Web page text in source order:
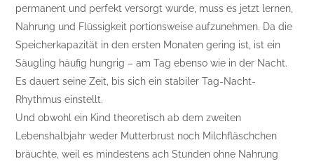
permanent und perfekt versorgt wurde, muss es jetzt lernen,
Nahrung und Flüssigkeit portionsweise aufzunehmen. Da die
Speicherkapazität in den ersten Monaten gering ist, ist ein
Säugling häufig hungrig – am Tag ebenso wie in der Nacht.
Es dauert seine Zeit, bis sich ein stabiler Tag-Nacht-
Rhythmus einstellt.
Und obwohl ein Kind theoretisch ab dem zweiten
Lebenshalbjahr weder Mutterbrust noch Milchfläschchen
bräuchte, weil es mindestens ach Stunden ohne Nahrung